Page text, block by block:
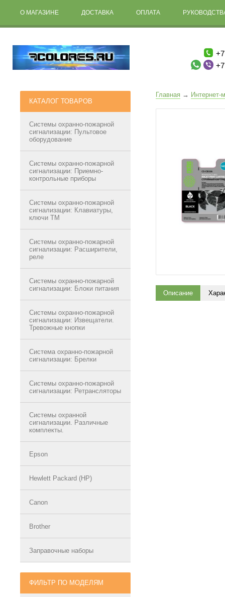
О МАГАЗИНЕ ДОСТАВКА ОПЛАТА
КАТАЛОГ ТОВАРОВ
Системы охранно-пожарной
сигнализации: Пультовое
оборудование
Системы охранно-пожарной
сигнализации: Приемно-
контрольные приборы
Системы охранно-пожарной
сигнализации: Клавиатуры,
ключи ТМ
Системы охранно-пожарной
сигнализации: Расширители,
реле
Системы охранно-пожарной
сигнализации: Блоки питания
Системы охранно-пожарной
сигнализации: Извещатели.
Тревожные кнопки
Система охранно-пожарной
сигнализации: Брелки
Системы охранно-пожарной
сигнализации: Ретрансляторы
Системы охранной
сигнализации. Различные
комплекты.
Epson
Hewlett Packard (HP)
Canon
Brother
Заправочные наборы
ФИЛЬТР ПО МОДЕЛЯМ
Главная → Интернет-
Описание